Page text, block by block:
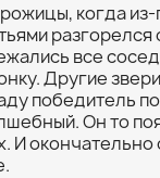
когда
разгорелся
все
Другие
победитель
Он то
И окончательно